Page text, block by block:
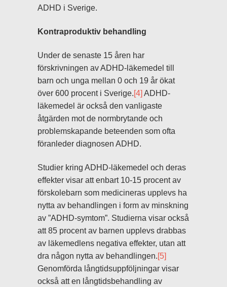
ADHD i Sverige.
Kontraproduktiv behandling
Under de senaste 15 åren har
förskrivningen av ADHD-läkemedel till
barn och unga mellan 0 och 19 år ökat
över 600 procent i Sverige.[4] ADHD-
läkemedel är också den vanligaste
åtgärden mot de normbrytande och
problemskapande beteenden som ofta
föranleder diagnosen ADHD.
Studier kring ADHD-läkemedel och deras
effekter visar att enbart 10-15 procent av
förskolebarn som medicineras upplevs ha
nytta av behandlingen i form av minskning
av ”ADHD-symtom”. Studierna visar också
att 85 procent av barnen upplevs drabbas
av läkemedlens negativa effekter, utan att
dra någon nytta av behandlingen.[5]
Genomförda långtidsuppföljningar visar
också att en långtidsbehandling av